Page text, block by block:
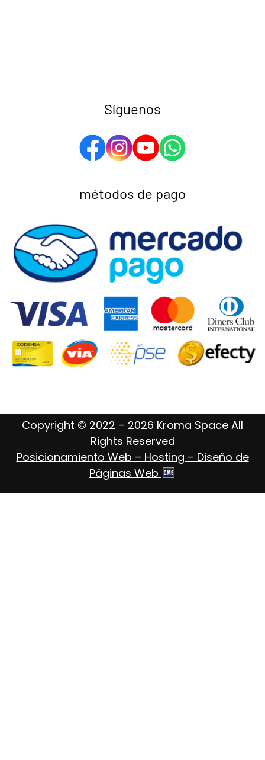
Síguenos
métodos de pago
Copyright © 2022 – 2026 Kroma Space All
Rights Reserved
Posicionamiento Web – Hosting – Diseño de
Páginas Web